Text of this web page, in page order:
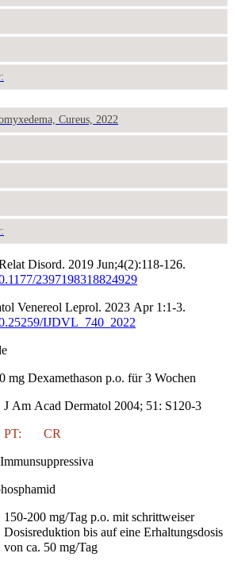
Cureus, 2022
Disord. 2019 Jun;4(2):118-126.
2397198318824929
Venereol Leprol. 2023 Apr 1:1-3.
IJDVL_740_2022
mg Dexamethason p.o. für 3 Wochen
J Am Acad Dermatol 2004; 51: S120-3
PT: CR
150-200 mg/Tag p.o. mit schrittweiser
Dosisreduktion bis auf eine Erhaltungsdosis
von ca. 50 mg/Tag